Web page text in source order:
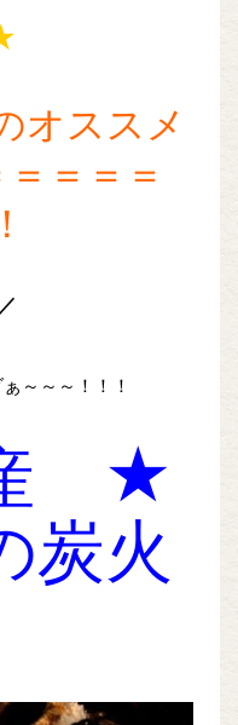
オススメ
＝＝＝
～～～！！！
★
炭火